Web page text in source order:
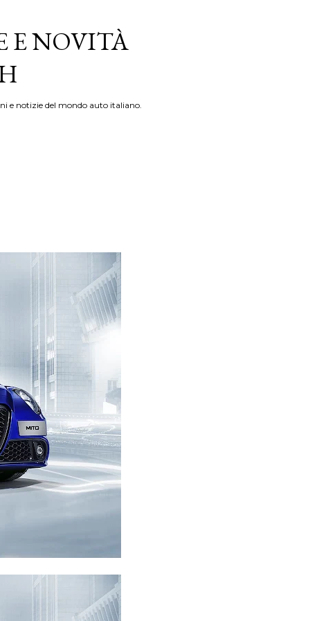
E NOVITÀ
e notizie del mondo auto italiano.